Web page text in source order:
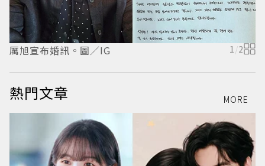
厲旭宣布婚訊。圖／IG 1/2
熱門文章 MORE